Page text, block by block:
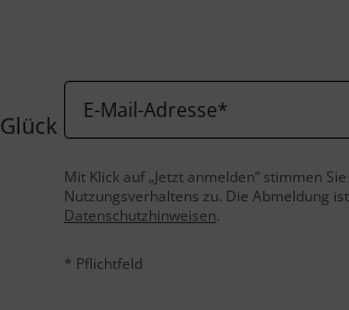
E-Mail-Adresse*
Mit Klick auf „Jetzt anmelden“ stimmen
Nutzungsverhaltens zu. Die Abmeldung
Datenschutzhinweisen.
* Pflichtfeld